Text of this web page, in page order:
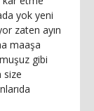
yok yeni
zaten ayın
maaşa
gibi
size